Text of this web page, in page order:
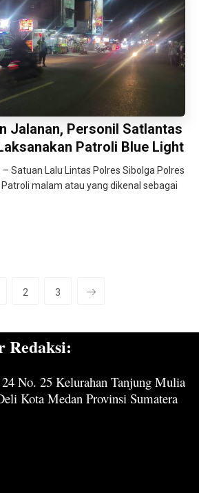
Jalanan, Personil Satlantas
Patroli Blue Light
– Satuan Lalu Lintas Polres Sibolga Polres
malam atau yang dikenal sebagai
2 3
Redaksi:
No. 25 Kelurahan Tanjung Mulia
Kota Medan Provinsi Sumatera